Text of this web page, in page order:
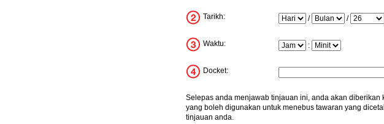
Tarikh: Hari
/
/
Waktu:
Jam
:
Docket:
Selepas anda menjawab tinjauan ini, anda akan diberikan
yang boleh digunakan untuk menebus tawaran yang
tinjauan anda.